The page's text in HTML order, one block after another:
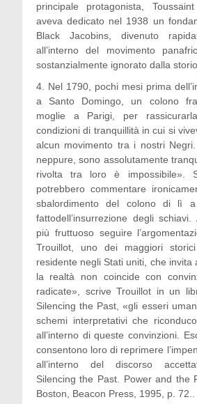
principale protagonista,
aveva dedicato nel 1938 un
Black Jacobins, divenuto
all’interno del movimento
sostanzialmente ignorato dalla
4. Nel 1790, pochi mesi prima
a Santo Domingo, un colono
moglie a Parigi, per
condizioni di tranquillità in cui si
alcun movimento tra i nostri
neppure, sono assolutamente
rivolta tra loro è impossibile».
potrebbero commentare
sbalordimento del colono di lì
fattodell’insurrezione degli
più fruttuoso seguire
Trouillot, uno dei maggiori
residente negli Stati uniti, che invita
la realtà non coincide con
radicate», scrive Trouillot in un
Silencing the Past, «gli esseri
schemi interpretativi che
all’interno di queste convinzioni.
consentono loro di reprimere
all’interno del discorso
Silencing the Past. Power and the
Boston, Beacon Press, 1995, p. 72..